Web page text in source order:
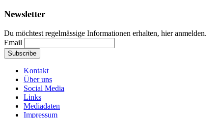
Newsletter
Du möchtest regelmässige Informationen erhalten, hier anmelden.
Email
Kontakt
Über uns
Social Media
Links
Mediadaten
Impressum